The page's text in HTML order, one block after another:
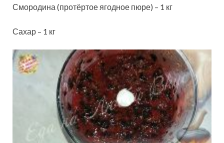
Смородина (протёртое ягодное пюре) – 1 кг
Сахар – 1 кг